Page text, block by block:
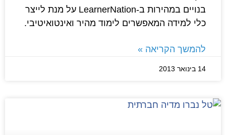
בנויים במהירות ב-LearnerNation על מנת לייצר
כלי למידה המאפשרים לימוד מהיר ואינטואיטיבי.
להמשך הקריאה »
14 בינואר 2013